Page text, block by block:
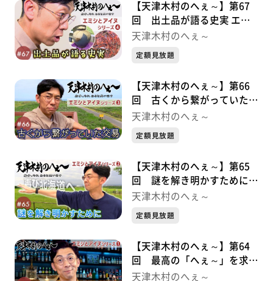
【天津木村のへぇ～】第67
回 出土品が語る史実 エミ
シとアイヌシリーズ➃
天津木村のへぇ～
定額見放題
【天津木村のへぇ～】第66
回 古くから繋がっていた交
易 エミシとアイヌシリーズ
天津木村のへぇ～
定額見放題
【天津木村のへぇ～】第65
回 謎を解き明かすために
エミシとアイヌシリーズ②
天津木村のへぇ～
定額見放題
【天津木村のへぇ～】第64
回 最高の「へぇ～」を求め
て エミシとアイヌシリーズ➀
天津木村のへぇ～